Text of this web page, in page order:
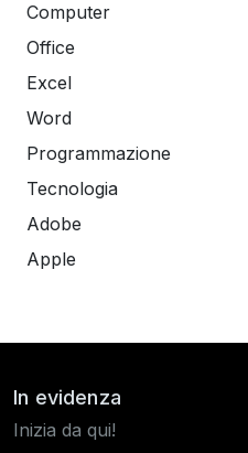
Computer
Office
Excel
Word
Programmazione
Tecnologia
Adobe
Apple
In evidenza
Inizia da qui!